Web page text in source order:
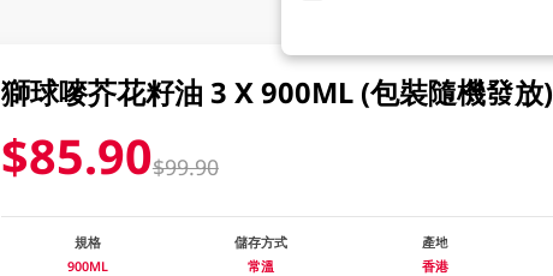
獅球嘜芥花籽油 3 X 900ML (包裝隨機發放)
$85.90$99.90
規格
900ML
儲存方式
常溫
產地
香港